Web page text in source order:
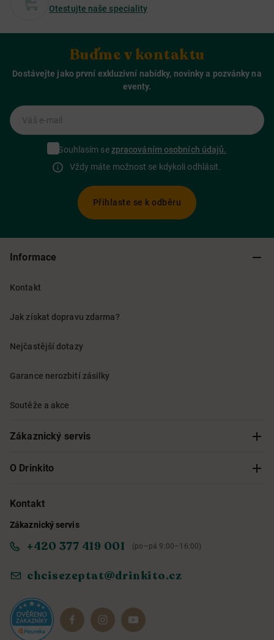
Otestujte naše speciality
Buďme v kontaktu
Dostávejte jako první exkluzivní nabídky, novinky a pozvánky na
eventy.
Váš e-mail
Souhlasím sezpracováním osobních údajů.
Vždy máte možnost se kdykoli odhlásit.
Přihlaste se k odběru
Informace
Kontakt
Jak získat dopravu zdarma?
Nejčastější dotazy
Garance nerozbití zásilky
Soutěže a akce
Zákaznický servis
Sledování objednávky
Obchodní podmínky
Ochrana osobních údajů
Reklamace a vrácení
O Drinkito
O nás
Informace o přístupnosti služby
Dárkové sady
Kontakt
Zákaznický servis
+420 377 419 001 (po–pá 9:00–16:00)
chcisezeptat@drinkito.cz